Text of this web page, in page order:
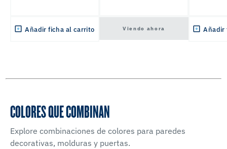
Añadir ficha al carrito Viendo ahora Añadir
COLORES QUE COMBINAN
Explore combinaciones de colores para paredes
decorativas, molduras y puertas.